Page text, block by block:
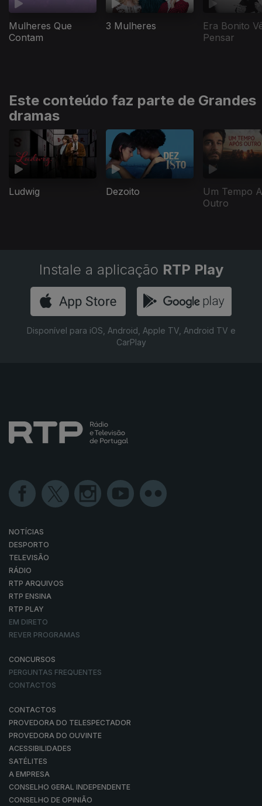
Mulheres Que
Contam
3 Mulheres
Era Bonito
Pensar
Este conteúdo faz parte de Grandes
dramas
Ludwig Dezoito
Um Tempo
Outro
Instale a aplicação RTP Play
Disponível para iOS, Android, Apple TV, Android TV e
CarPlay
NOTÍCIAS
DESPORTO
TELEVISÃO
RÁDIO
RTP ARQUIVOS
RTP ENSINA
RTP PLAY
EM DIRETO
REVER PROGRAMAS
CONCURSOS
PERGUNTAS FREQUENTES
CONTACTOS
CONTACTOS
PROVEDORA DO TELESPECTADOR
PROVEDORA DO OUVINTE
ACESSIBILIDADES
SATÉLITES
A EMPRESA
CONSELHO GERAL INDEPENDENTE
CONSELHO DE OPINIÃO